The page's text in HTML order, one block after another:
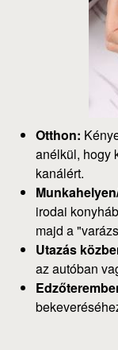
Otthon:
anélkül, hogy
kanálért.
irodai
majd a
Utazás
az autóban